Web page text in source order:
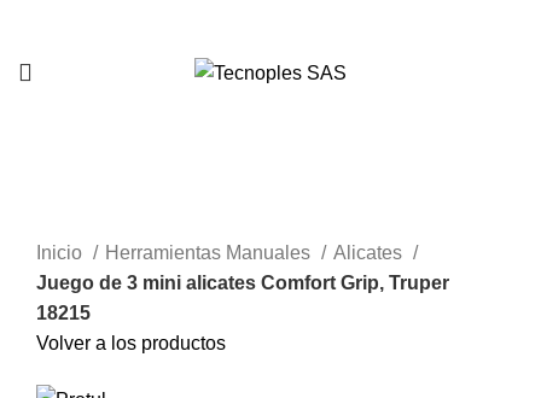
Inicio
Herramientas Manuales
Alicates
Juego de 3 mini alicates Comfort Grip, Truper
18215
Volver a los productos